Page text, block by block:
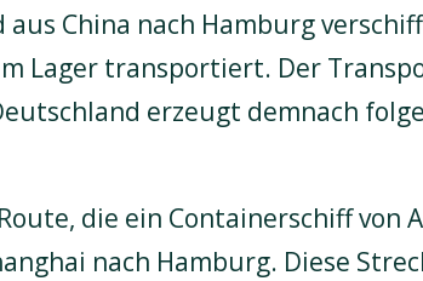
aus China nach Hamburg
Lager transportiert. Der
erzeugt demnach
die ein Containerschiff von
nach Hamburg. Diese